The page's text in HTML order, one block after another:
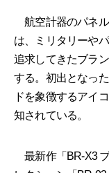
航空計器のパネ
は、ミリタリーや
追求してきたブラ
する。初出となっ
ドを象徴するアイ
知されている。
最新作「BR‐X3